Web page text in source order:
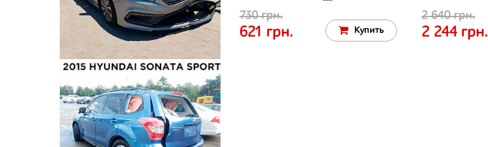
730 грн.
621 грн. Купить
2 640 грн.
2 244 грн.